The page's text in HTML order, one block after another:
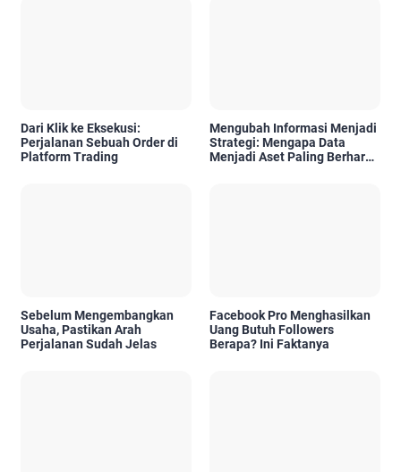
Dari Klik ke Eksekusi:
Perjalanan Sebuah Order di
Platform Trading
Mengubah Informasi Menjadi
Strategi: Mengapa Data
Menjadi Aset Paling Berharga
Sebelum Mengembangkan
Usaha, Pastikan Arah
Perjalanan Sudah Jelas
Facebook Pro Menghasilkan
Uang Butuh Followers
Berapa? Ini Faktanya